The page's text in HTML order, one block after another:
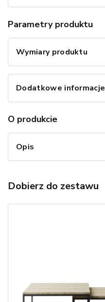
Parametry produktu
Wymiary produktu
Dodatkowe informacje
O produkcie
Opis
Dobierz do zestawu